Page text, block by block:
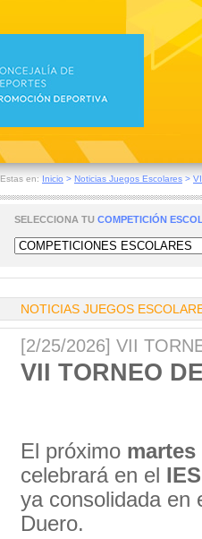
Estas en: Inicio > Noticias Juegos Escolares >
SELECCIONA TU COMPETICIÓN
NOTICIAS JUEGOS
[2/25/2026] VII
VII TORNEO
El próximo martes
celebrará en el
ya consolidada en
Duero.